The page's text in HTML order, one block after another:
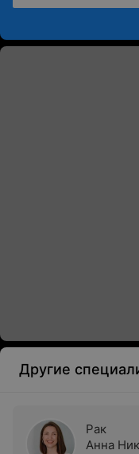
Другие
Рак
Анна